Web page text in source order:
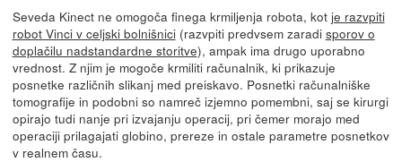
Seveda Kinect ne omogoča finega krmiljenja robota, kot je razvpiti
robot Vinci v celjski bolnišnici(razvpiti predvsem zaradi sporov o
doplačilu nadstandardne storitve), ampak ima drugo uporabno
vrednost. Z njim je mogoče krmiliti računalnik, ki prikazuje
posnetke različnih slikanj med preiskavo. Posnetki računalniške
tomografije in podobni so namreč izjemno pomembni, saj se kirurgi
opirajo tudi nanje pri izvajanju operacij, pri čemer morajo med
operaciji prilagajati globino, prereze in ostale parametre posnetkov
v realnem času.